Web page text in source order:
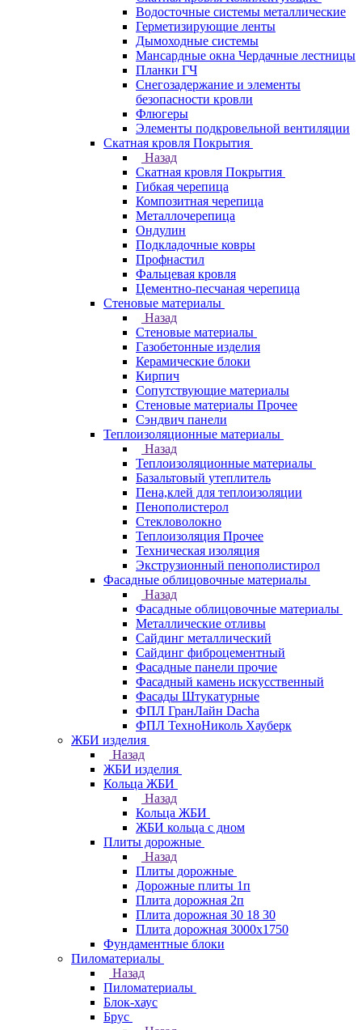
Водосточные системы металлические
Герметизирующие ленты
Дымоходные системы
Мансардные окна Чердачные лестницы
Планки ГЧ
Снегозадержание и элементы
безопасности кровли
Флюгеры
Элементы подкровельной вентиляции
Скатная кровля Покрытия
Назад
Скатная кровля Покрытия
Гибкая черепица
Композитная черепица
Металлочерепица
Ондулин
Подкладочные ковры
Профнастил
Фальцевая кровля
Цементно-песчаная черепица
Стеновые материалы
Назад
Стеновые материалы
Газобетонные изделия
Керамические блоки
Кирпич
Сопутствующие материалы
Стеновые материалы Прочее
Сэндвич панели
Теплоизоляционные материалы
Назад
Теплоизоляционные материалы
Базальтовый утеплитель
Пена,клей для теплоизоляции
Пенополистерол
Стекловолокно
Теплоизоляция Прочее
Техническая изоляция
Экструзионный пенополистирол
Фасадные облицовочные материалы
Назад
Фасадные облицовочные материалы
Металлические отливы
Сайдинг металлический
Сайдинг фиброцементный
Фасадные панели прочие
Фасадный камень искусственный
Фасады Штукатурные
ФПЛ ГранЛайн Dacha
ФПЛ ТехноНиколь Хауберк
ЖБИ изделия
Назад
ЖБИ изделия
Кольца ЖБИ
Назад
Кольца ЖБИ
ЖБИ кольца с дном
Плиты дорожные
Назад
Плиты дорожные
Дорожные плиты 1п
Плита дорожная 2п
Плита дорожная 30 18 30
Плита дорожная 3000х1750
Фундаментные блоки
Пиломатериалы
Назад
Пиломатериалы
Блок-хаус
Брус